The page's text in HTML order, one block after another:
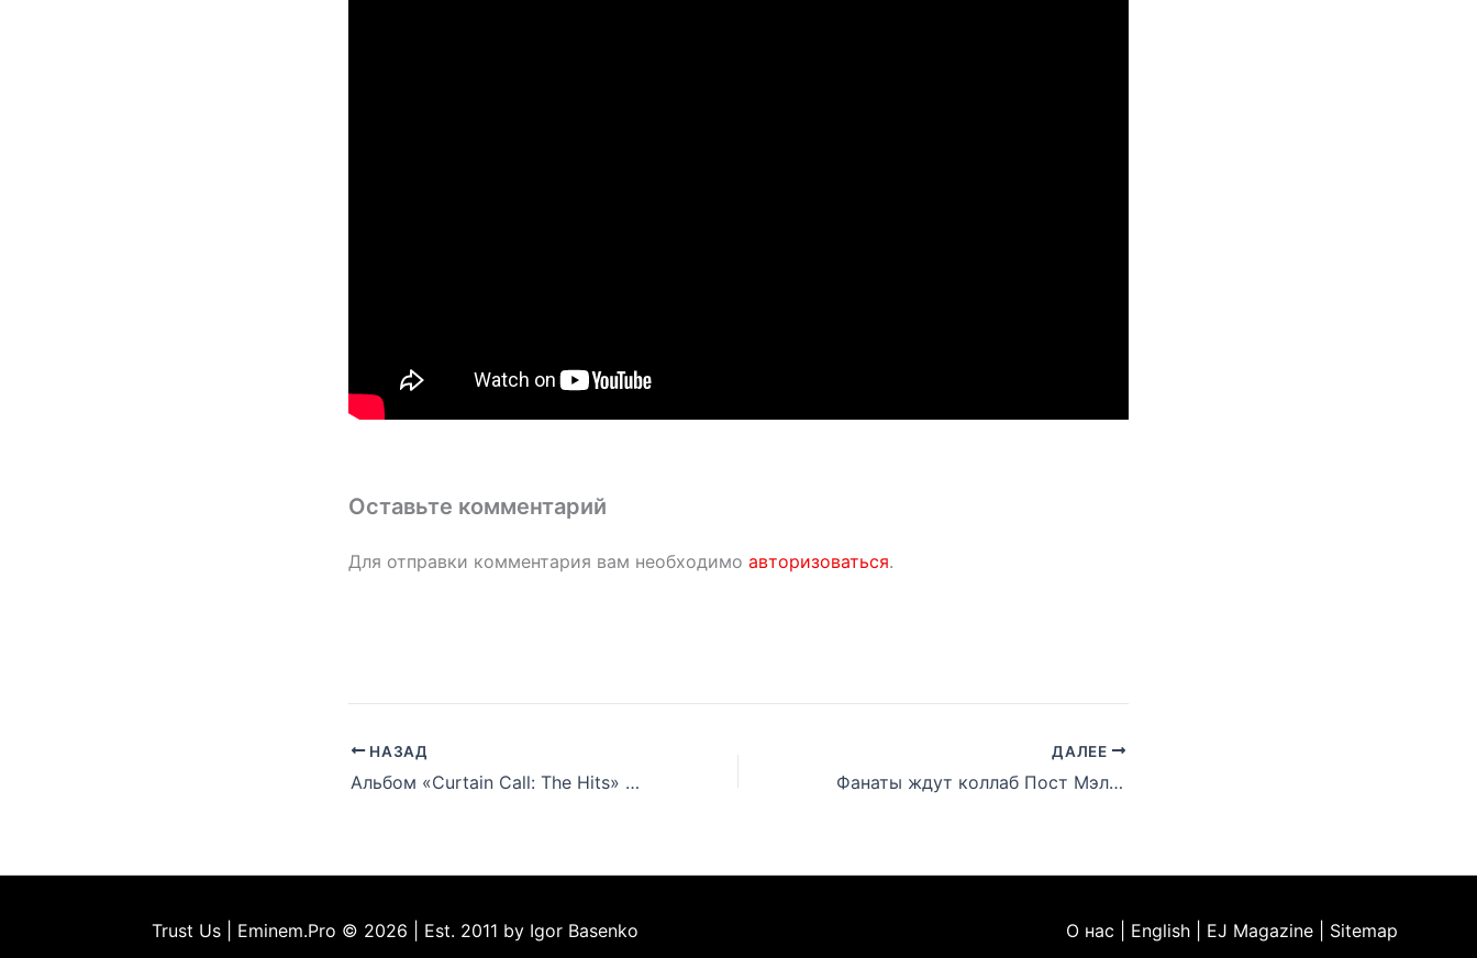
Оставьте комментарий
Для отправки комментария вам необходимо авторизоваться.
НАЗАД
Альбом «Curtain Call: The Hits» на 22-ой строчке британского чарта
ДАЛЕЕ
Фанаты ждут коллаб Пост Мэлоуна и Эминема после намека Коула Беннетта
Trust Us | Eminem.Pro © 2026 | Est. 2011 by Igor Basenko О нас | English | EJ Magazine | Sitemap